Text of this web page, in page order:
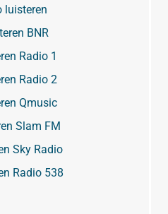
luisteren
BNR
Radio 1
Radio 2
Qmusic
Slam FM
Sky Radio
Radio 538